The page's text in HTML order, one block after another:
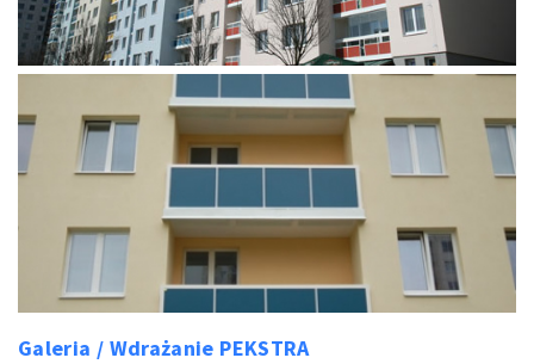
Galeria / Wdrażanie PEKSTRA